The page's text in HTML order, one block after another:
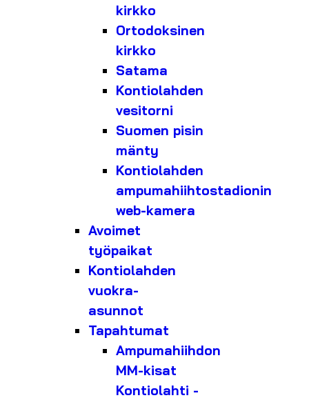
kirkko
Ortodoksinen
kirkko
Satama
Kontiolahden
vesitorni
Suomen pisin
mänty
Kontiolahden
ampumahiihtostadionin
web-kamera
Avoimet
työpaikat
Kontiolahden
vuokra-
asunnot
Tapahtumat
Ampumahiihdon
MM-kisat
Kontiolahti -